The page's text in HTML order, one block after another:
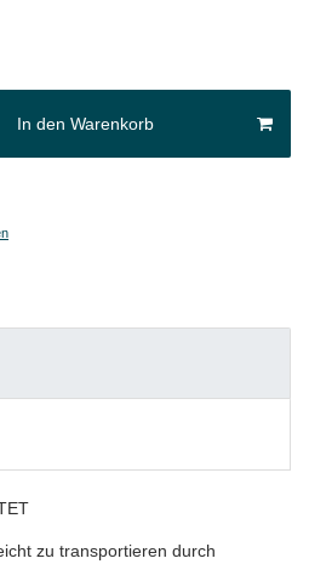
In den Warenkorb
zu transportieren durch